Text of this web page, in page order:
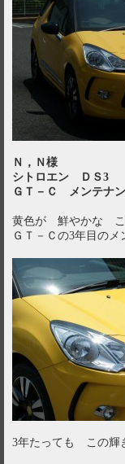
Ｎ，Ｎ様
シトロエン ＤＳ3
ＧＴ－Ｃ メンテナ
黄色が 鮮やかな こ
ＧＴ－Ｃの3年目のメ
3年たっても この輝